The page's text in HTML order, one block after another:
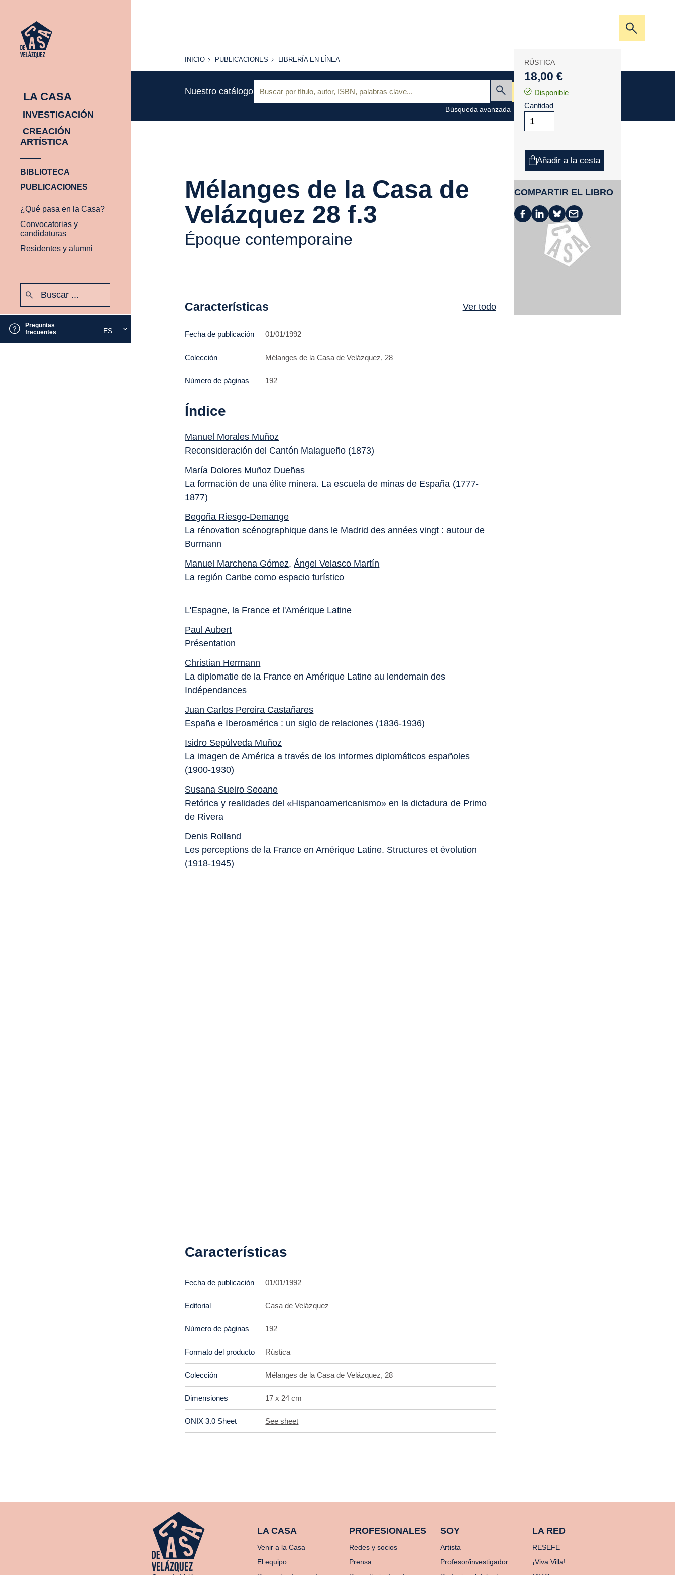
LA CASA
INVESTIGACIÓN
CREACIÓN
ARTÍSTICA
BIBLIOTECA
PUBLICACIONES
¿Qué pasa en la Casa?
Convocatorias y
candidaturas
Residentes y alumni
Preguntas
frecuentes
Seleccione
el
ES
Abrir/
la
INICIO
INICIO PUBLICACIONES
PUBLICACIONES
LIBRERÍA
LÍNEA
LIBRERÍA EN LÍNEA
Nuestro catálogo
Búsqueda avanzada
Mi cesta
Mélanges de la Casa de
Velázquez 28 f.3
Époque contemporaine
Características Ver todo
Fecha de publicación 01/01/1992
Colección Mélanges de la Casa de Velázquez, 28
Número de páginas 192
Índice
Manuel Morales Muñoz
Reconsideración del Cantón Malagueño (1873)
María Dolores Muñoz Dueñas
La formación de una élite minera. La escuela de minas de España (1777-
1877)
Begoña Riesgo-Demange
La rénovation scénographique dans le Madrid des années vingt : autour de
Burmann
Manuel Marchena Gómez,Ángel Velasco Martín
La región Caribe como espacio turístico
L'Espagne, la France et l'Amérique Latine
Paul Aubert
Présentation
Christian Hermann
La diplomatie de la France en Amérique Latine au lendemain des
Indépendances
Juan Carlos Pereira Castañares
España e Iberoamérica : un siglo de relaciones (1836-1936)
Isidro Sepúlveda Muñoz
La imagen de América a través de los informes diplomáticos españoles
(1900-1930)
Susana Sueiro Seoane
Retórica y realidades del «Hispanoamericanismo» en la dictadura de Primo
de Rivera
Denis Rolland
Les perceptions de la France en Amérique Latine. Structures et évolution
(1918-1945)
Características
Fecha de publicación 01/01/1992
Editorial Casa de Velázquez
Número de páginas 192
Formato del producto Rústica
Colección Mélanges de la Casa de Velázquez, 28
Dimensiones 17 x 24 cm
ONIX 3.0 Sheet See sheet
RÚSTICA
18,00 €
Disponible
Cantidad
Añadir a la cesta
COMPARTIR EL LIBRO
LA CASA
Venir a la Casa
El equipo
PROFESIONALES
Redes y socios
Prensa
SOY
Artista
Profesor/investigador
LA RED
RESEFE
¡Viva Villa!